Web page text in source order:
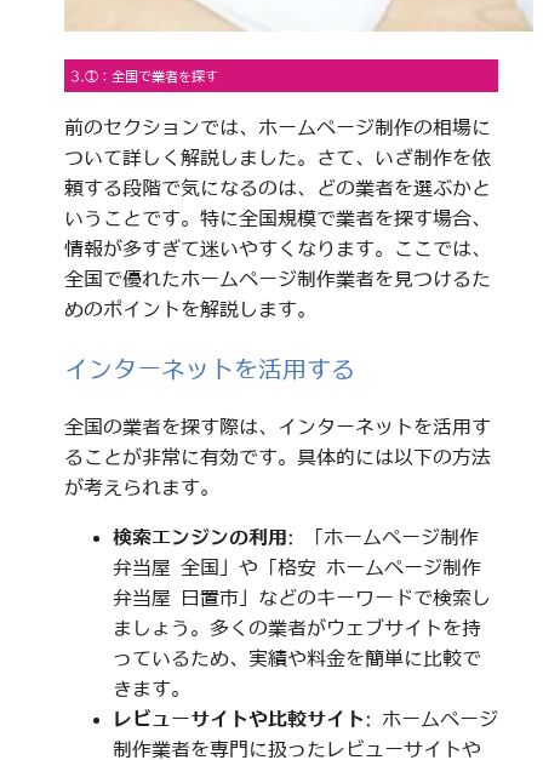
3.①：全国で業者を探す
前のセクションでは、ホームページ制作の相場に
ついて詳しく解説しました。さて、いざ制作を依
頼する段階で気になるのは、どの業者を選ぶかと
いうことです。特に全国規模で業者を探す場合、
情報が多すぎて迷いやすくなります。ここでは、
全国で優れたホームページ制作業者を見つけるた
めのポイントを解説します。
インターネットを活用する
全国の業者を探す際は、インターネットを活用す
ることが非常に有効です。具体的には以下の方法
が考えられます。
検索エンジンの利用 : 「ホームページ制作
弁当屋 全国」や「格安 ホームページ制作
弁当屋 日置市」などのキーワードで検索し
ましょう。多くの業者がウェブサイトを持
っているため、実績や料金を簡単に比較で
きます。
レビューサイトや比較サイト: ホームページ
制作業者を専門に扱ったレビューサイトや